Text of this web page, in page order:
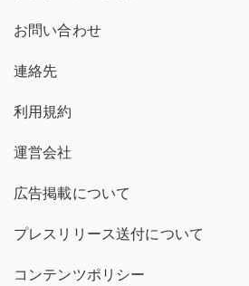
お問い合わせ
連絡先
利用規約
運営会社
広告掲載について
プレスリリース送付について
コンテンツポリシー